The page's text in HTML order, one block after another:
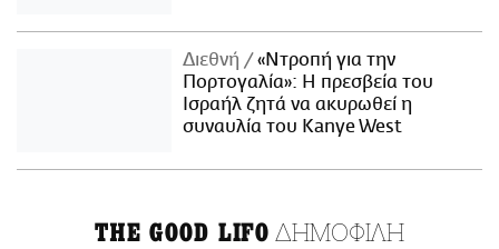
Διεθνή
«Ντροπή για την
Πορτογαλία»: Η πρεσβεία του
Ισραήλ ζητά να ακυρωθεί η
συναυλία του Kanye West
THE GOOD LIFO ΔΗΜΟΦΙΛΗ